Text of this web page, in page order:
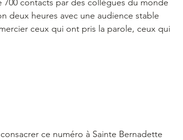
700 contacts par des collègues du monde
deux heures avec une audience stable
ceux qui ont pris la parole, ceux qui
ce numéro à Sainte Bernadette